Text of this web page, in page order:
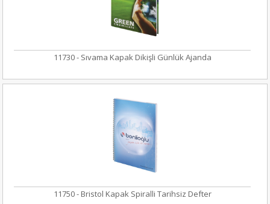
11730 - Sıvama Kapak Dikişli Günlük Ajanda
11750 - Bristol Kapak Spiralli Tarihsiz Defter